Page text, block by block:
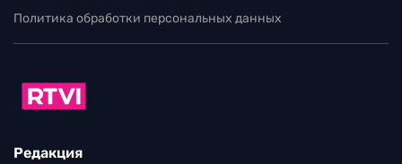
Политика обработки персональных данных
Редакция